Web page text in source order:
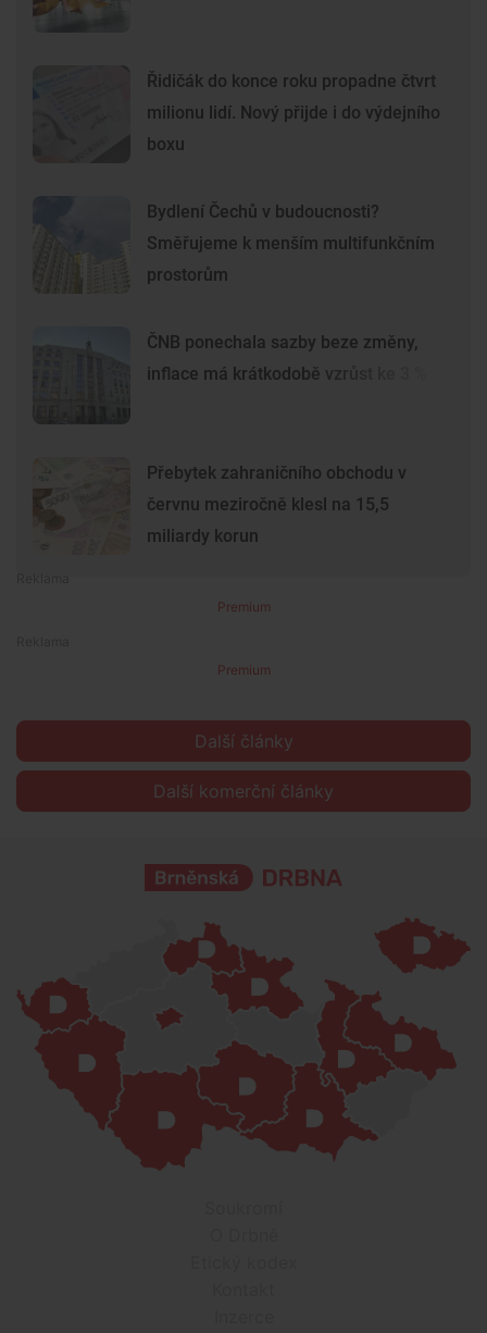
Řidičák do konce roku propadne čtvrt
milionu lidí. Nový přijde i do výdejního
boxu
Bydlení Čechů v budoucnosti?
Směřujeme k menším multifunkčním
prostorům
ČNB ponechala sazby beze změny,
inflace má krátkodobě vzrůst ke 3 %
Přebytek zahraničního obchodu v
červnu meziročně klesl na 15,5
miliardy korun
Premium
Premium
Další články
Další komerční články